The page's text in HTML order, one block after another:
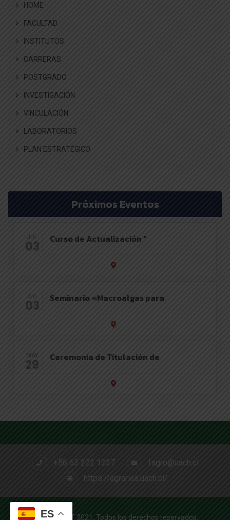
HOME
FACULTAD
INSTITUTOS
CARRERAS
POSTGRADO
INVESTIGACIÓN
VINCULACIÓN
LABORATORIOS
PLAN ESTRATÉGICO
Próximos Eventos
JUL
03 Curso de Actualización “
JUL
03 Seminario «Macroalgas para
MAY
29 Ceremonia de Titulación de
+56 63 222 1237
fagro@uach.cl
https://agrarias.uach.cl/
RD PROJECT 2021, Todos los derechos reservados.
ES